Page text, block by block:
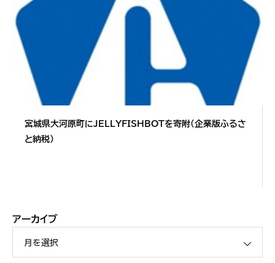
宮城県大河原町にJELLYFISHBOTを寄附（企業版ふるさ
と納税）
アーカイブ
月を選択